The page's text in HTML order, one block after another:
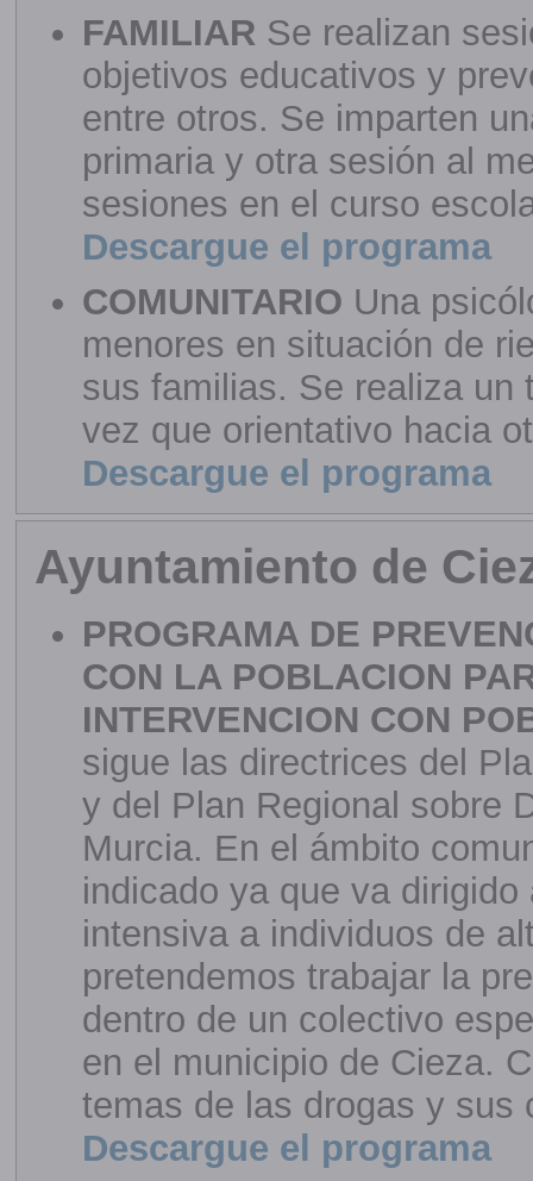
FAMILIARSe realizan
objetivos educativos y
entre otros. Se imparten
primaria y otra sesión al
sesiones en el curso
Descargue el programa
COMUNITARIO Una
menores en situación de
sus familias. Se realiza un
vez que orientativo hacia
Descargue el programa
Ayuntamiento de
PROGRAMA DE
CON LA POBLACION
INTERVENCION CON
sigue las directrices del
y del Plan Regional sobre
Murcia. En el ámbito
indicado ya que va
intensiva a individuos de
pretendemos trabajar la
dentro de un colectivo
en el municipio de Cieza.
temas de las drogas y sus
Descargue el programa